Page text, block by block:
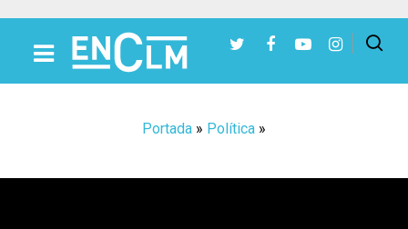
Portada » Política »